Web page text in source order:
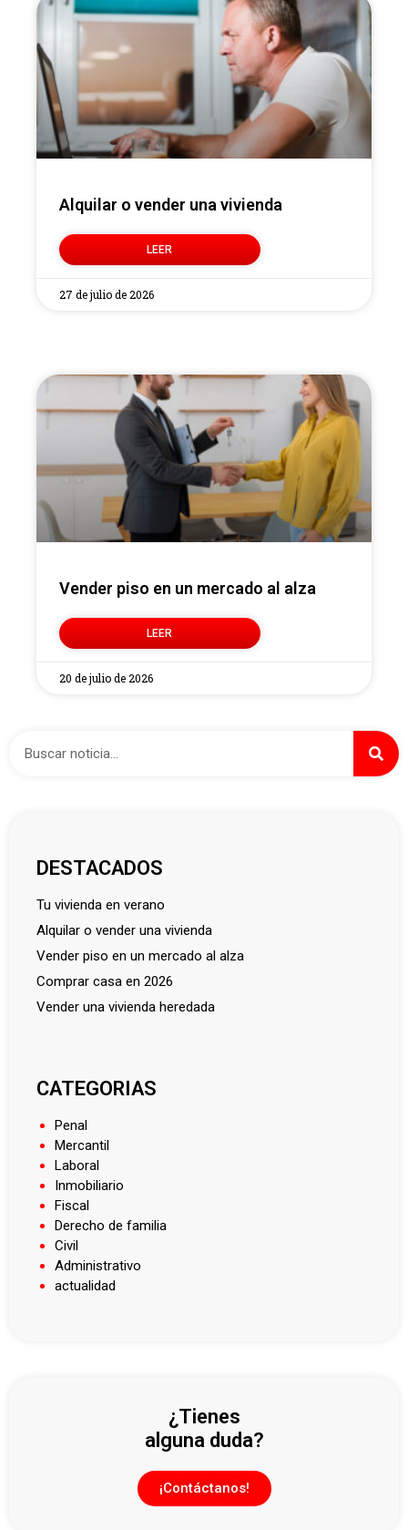
Alquilar o vender una vivienda
LEER
27 de julio de 2026
Vender piso en un mercado al alza
LEER
20 de julio de 2026
DESTACADOS
tu vivienda en verano
alquilar o vender una vivienda
vender piso en un mercado al alza
comprar casa en 2026
vender una vivienda heredada
CATEGORIAS
Penal
Mercantil
Laboral
Inmobiliario
Fiscal
Derecho de familia
Civil
Administrativo
actualidad
¿Tienes
alguna duda?
¡Contáctanos!